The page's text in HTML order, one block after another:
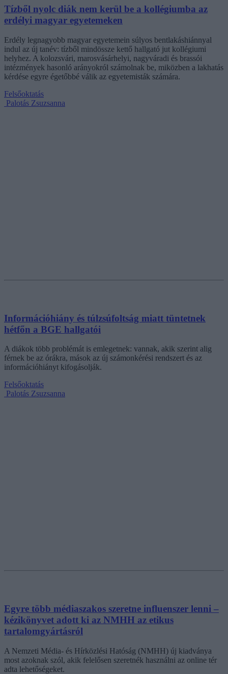
Tízből nyolc diák nem kerül be a kollégiumba az
erdélyi magyar egyetemeken
Erdély legnagyobb magyar egyetemein súlyos bentlakáshiánnyal
indul az új tanév: tízből mindössze kettő hallgató jut kollégiumi
helyhez. A kolozsvári, marosvásárhelyi, nagyváradi és brassói
intézmények hasonló arányokról számolnak be, miközben a lakhatás
kérdése egyre égetőbbé válik az egyetemisták számára.
Felsőoktatás
Palotás Zsuzsanna
Információhiány és túlzsúfoltság miatt tüntetnek
hétfőn a BGE hallgatói
A diákok több problémát is emlegetnek: vannak, akik szerint alig
férnek be az órákra, mások az új számonkérési rendszert és az
információhiányt kifogásolják.
Felsőoktatás
Palotás Zsuzsanna
Egyre több médiaszakos szeretne influenszer lenni –
kézikönyvet adott ki az NMHH az etikus
tartalomgyártásról
A Nemzeti Média- és Hírközlési Hatóság (NMHH) új kiadványa
most azoknak szól, akik felelősen szeretnék használni az online tér
adta lehetőségeket.